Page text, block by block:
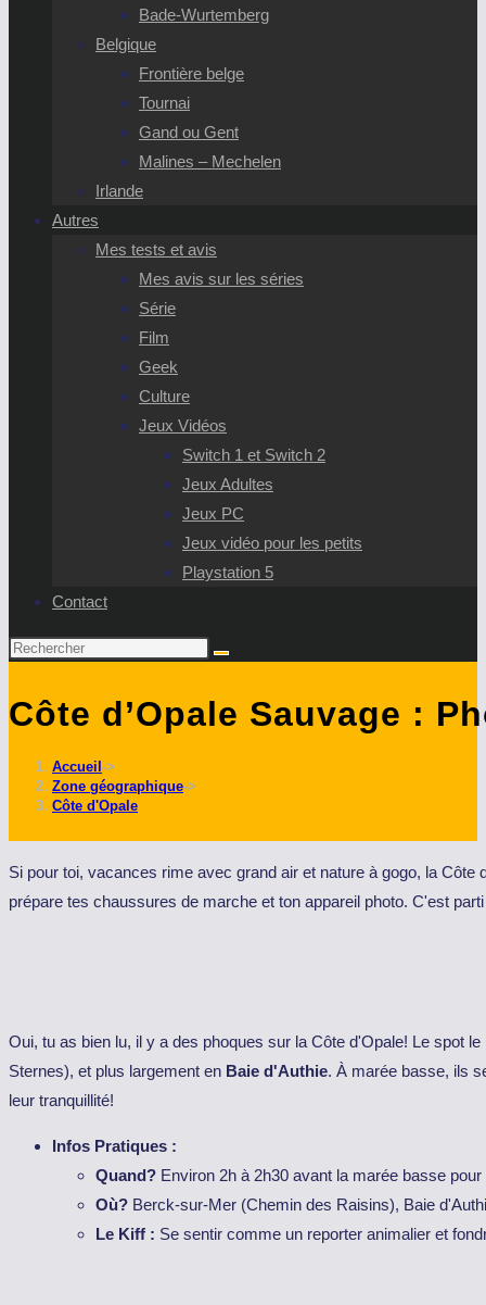
Bade-Wurtemberg
Belgique
Frontière belge
Tournai
Gand ou Gent
Malines – Mechelen
Irlande
Autres
Mes tests et avis
Mes avis sur les séries
Série
Film
Geek
Culture
Jeux Vidéos
Switch 1 et Switch 2
Jeux Adultes
Jeux PC
Jeux vidéo pour les petits
Playstation 5
Contact
Rechercher
ce
Côte d’Opale Sauvage :
Accueil ->
Zone géographique->
Côte d'Opale
Si pour toi, vacances rime avec grand air et nature à gogo, la
prépare tes chaussures de marche et ton appareil photo. C'est
Oui, tu as bien lu, il y a des phoques sur la Côte d'Opale! Le spot
Sternes), et plus largement en Baie d'Authie. À marée basse, ils
leur tranquillité!
Infos Pratiques :
Quand? Environ 2h à 2h30 avant la marée basse
Où? Berck-sur-Mer (Chemin des Raisins), Baie
Le Kiff : Se sentir comme un reporter animalier et